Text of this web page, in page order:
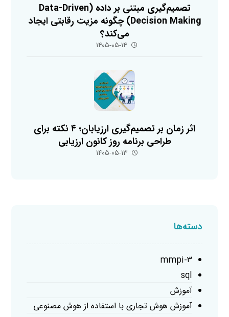
تصمیم‌گیری مبتنی بر داده (Data-Driven
Decision Making) چگونه مزیت رقابتی ایجاد
می‌کند؟
۱۴۰۵-۰۵-۱۴
اثر زمان بر تصمیم‌گیری ارزیابان؛ ۴ نکته برای
طراحی برنامه روز کانون ارزیابی
۱۴۰۵-۰۵-۱۳
دسته‌ها
mmpi-۳
sql
آموزش
آموزش هوش تجاری با استفاده از هوش مصنوعی